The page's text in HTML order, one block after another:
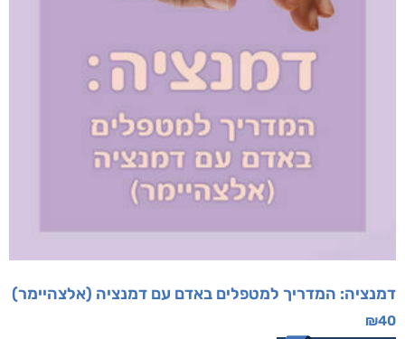
דמנציה: המדריך למטפלים באדם עם דמנציה (אלצהיימר)
₪40